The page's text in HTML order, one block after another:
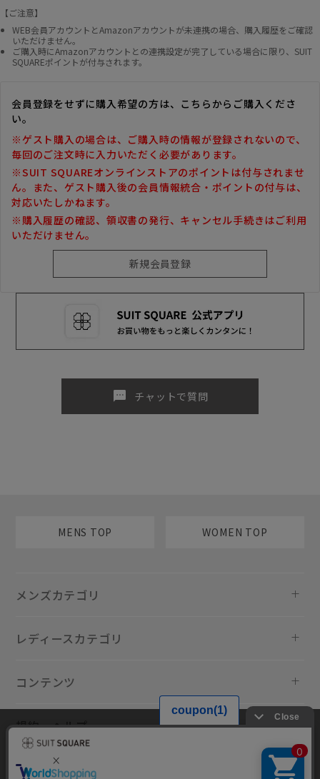
【ご注意】
WEB会員アカウントとAmazonアカウントが未連携の場合、購入履歴をご確認
いただけません。
ご購入時にAmazonアカウントとの連携設定が完了している場合に限り、SUIT
SQUAREポイントが付与されます。
会員登録をせずに購入希望の方は、こちらからご購入くださ
い。
※ゲスト購入の場合は、ご購入時の情報が登録されないので、
毎回のご注文時に入力いただく必要があります。
※SUIT SQUAREオンラインストアのポイントは付与されませ
ん。また、ゲスト購入後の会員情報統合・ポイントの付与は、
対応いたしかねます。
※購入履歴の確認、領収書の発行、キャンセル手続きはご利用
いただけません。
sms チャットで質問
MENS TOP WOMEN TOP
メンズカテゴリ
レディースカテゴリ
コンテンツ
規約・ヘルプ
当サイトでは利用体験の向上およびコンテンツの最適な提供、トラフィ
ックの分析を目的としてCookieを使用しています。サイトの閲覧を継続